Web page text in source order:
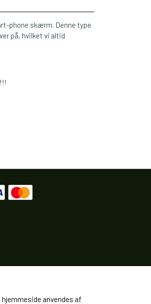
phone skærm. Denne type
på, hvilket vi altid
anvendes af